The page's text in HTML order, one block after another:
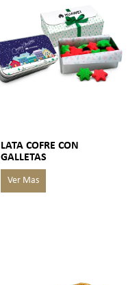
LATA COFRE CON
GALLETAS